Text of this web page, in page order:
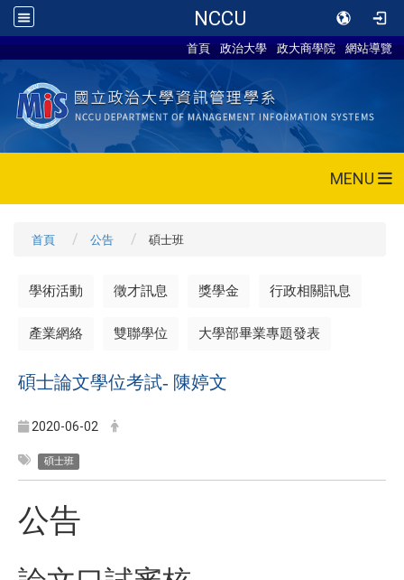
NCCU
首頁 政治大學 政大商學院 網站導覽
MENU
首頁 公告 碩士班
學術活動 徵才訊息 獎學金 行政相關訊息
產業網絡 雙聯學位 大學部畢業專題發表
碩士論文學位考試- 陳婷文
2020-06-02
碩士班
公告